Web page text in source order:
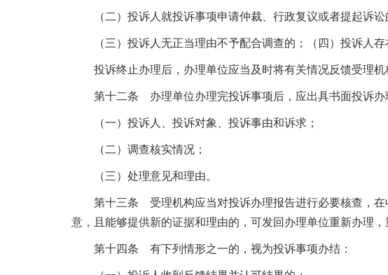
（二）投诉人就投诉事项申请仲裁、行政复议或者提起诉讼
（三）投诉人无正当理由不予配合调查的；（四）投诉人
投诉终止办理后，办理单位应当及时将有关情况反馈受理机
第十二条 办理单位办理完投诉事项后，应出具书面投诉办
（一）投诉人、投诉对象、投诉事由和诉求；
（二）调查核实情况；
（三）处理意见和理由。
第十三条 受理机构应当对投诉办理报告进行必要核查，
意，且能够提供新的证据和理由的，可发回办理单位重新办理，
第十四条 有下列情形之一的，视为投诉事项办结：